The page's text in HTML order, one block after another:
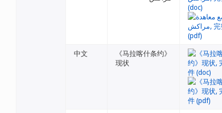
中文
《马拉喀什条约》
现状